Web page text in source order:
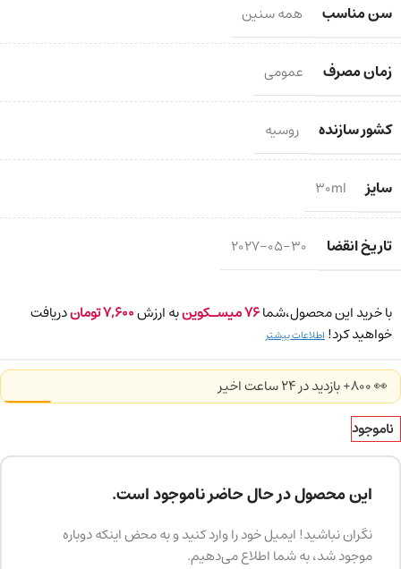
سن مناسب همه سنین
زمان مصرف عمومی
کشور سازنده روسیه
سایز 30ml
تاریخ انقضا 2027-05-30
با خرید این محصول،شما76میسـکوینبه ارزش7,600توماندریافت
خواهید کرد! اطلاعات بیشتر
👀 800+ بازدید در ۲۴ ساعت اخیر
ناموجود
این محصول در حال حاضر ناموجود است.
نگران نباشید! ایمیل خود را وارد کنید و به محض اینکه دوباره
موجود شد، به شما اطلاع می‌دهیم.